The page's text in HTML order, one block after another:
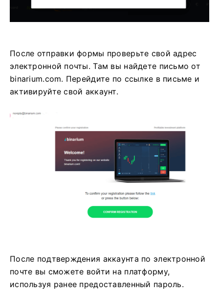
После отправки формы проверьте свой адрес
электронной почты. Там вы найдете письмо от
binarium.com. Перейдите по ссылке в письме и
активируйте свой аккаунт.
После подтверждения аккаунта по электронной
почте вы сможете войти на платформу,
используя ранее предоставленный пароль.